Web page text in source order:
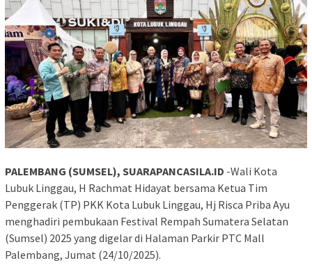
PALEMBANG (SUMSEL), SUARAPANCASILA.ID -Wali Kota
Lubuk Linggau, H Rachmat Hidayat bersama Ketua Tim
Penggerak (TP) PKK Kota Lubuk Linggau, Hj Risca Priba Ayu
menghadiri pembukaan Festival Rempah Sumatera Selatan
(Sumsel) 2025 yang digelar di Halaman Parkir PTC Mall
Palembang, Jumat (24/10/2025).